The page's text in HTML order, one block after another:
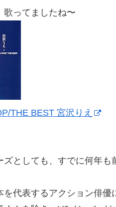
ってましたね〜
THE BEST 宮沢りえ
ズとしても、すでに何年
を代表するアクション俳